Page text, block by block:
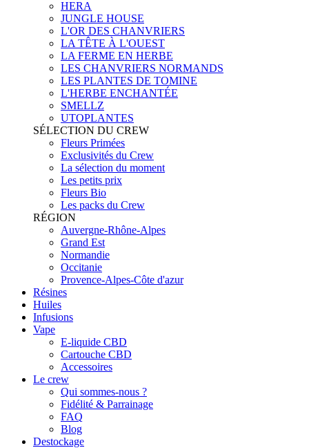
HERA
JUNGLE HOUSE
L'OR DES CHANVRIERS
LA TÊTE À L'OUEST
LA FERME EN HERBE
LES CHANVRIERS NORMANDS
LES PLANTES DE TOMINE
L'HERBE ENCHANTÉE
SMELLZ
UTOPLANTES
SÉLECTION DU CREW
Fleurs Primées
Exclusivités du Crew
La sélection du moment
Les petits prix
Fleurs Bio
Les packs du Crew
RÉGION
Auvergne-Rhône-Alpes
Grand Est
Normandie
Occitanie
Provence-Alpes-Côte d'azur
Résines
Huiles
Infusions
Vape
E-liquide CBD
Cartouche CBD
Accessoires
Le crew
Qui sommes-nous ?
Fidélité & Parrainage
FAQ
Blog
Destockage